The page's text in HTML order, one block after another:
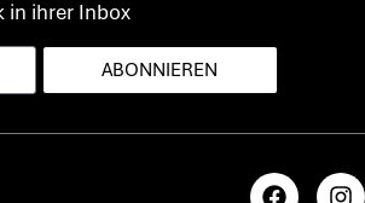
in ihrer Inbox
ABONNIEREN